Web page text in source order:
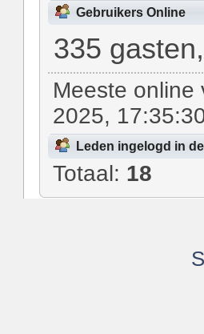
Gebruikers Online
335
Meeste online
2025,
Leden ingelogd in
Totaal: 18